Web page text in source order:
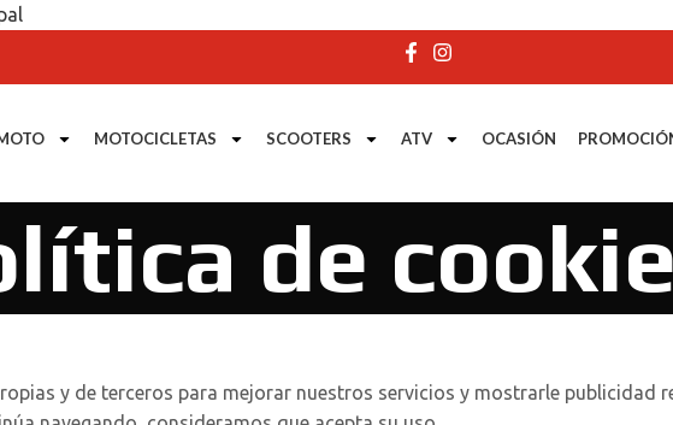
MOTOCICLETAS SCOOTERS ATV OCASIÓN
de
y de terceros para mejorar nuestros servicios y mostrarle publicidad